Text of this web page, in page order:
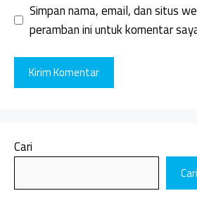
Simpan nama, email, dan situs
peramban ini untuk komentar
Cari
Cari